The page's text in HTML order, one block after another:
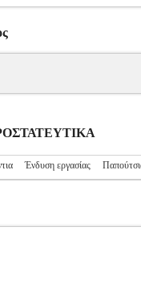
Ένδυση εργασίας